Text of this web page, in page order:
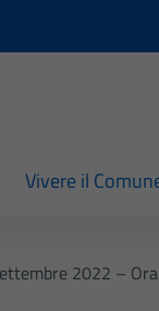
Vivere il
2022 –